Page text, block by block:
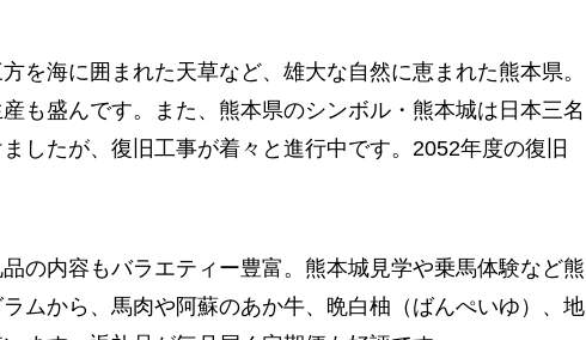
を海に囲まれた天草など、雄大な自然に恵まれた熊本県。
も盛んです。また、熊本県のシンボル・熊本城は日本三名
したが、復旧工事が着々と進行中です。2052年度の復旧
の内容もバラエティー豊富。熊本城見学や乗馬体験など熊
ムから、馬肉や阿蘇のあか牛、晩白柚（ばんぺいゆ）、地